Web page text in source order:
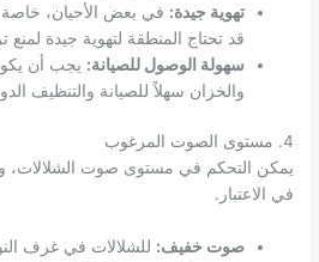
تهوية جيدة: في بعض الأحيان،
قد تحتاج المنطقة لتهوية جيدة لمنع
سهولة الوصول للصيانة: يجب أن
والخزان سهلاً للصيانة والتنظيف
4. مستوى الصوت المرغوب
يمكن التحكم في مستوى صوت الشلالات،
في الاعتبار.
صوت خفيف: للشلالات في غرف